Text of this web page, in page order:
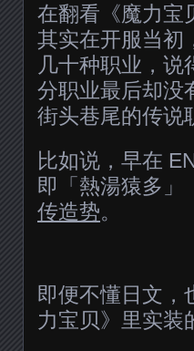
在翻看《魔力宝
其实在开服当初
几十种职业，
分职业最后却没
街头巷尾的传说
比如说，早在
即「熱湯猿多」
传造势。
即便不懂日文，
力宝贝》里实装